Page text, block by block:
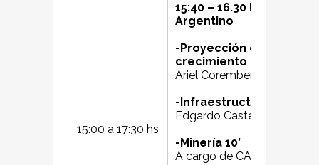
15:00 a 17:30 hs
15:40 – 16.30 Inversión
Argentino
-Proyección de
crecimiento
Ariel Coremberg -
-Infraestructura Hídrica
Edgardo Castellanos -
-Minería 10’
A cargo de CAEM